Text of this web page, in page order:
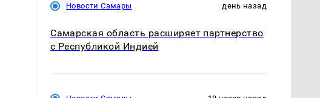
Новости Самары день назад
Самарская область расширяет партнерство
с Республикой Индией